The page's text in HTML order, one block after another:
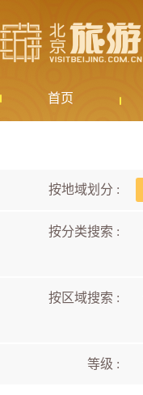
首页
按地域划分 :
按分类搜索 :
按区域搜索 :
等级 :